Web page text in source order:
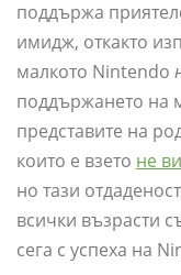
поддържа
имидж, откакто
малкото Nintendo
поддържането на
представите на
които е взето не
но тази
всички възрасти
сега с успеха на